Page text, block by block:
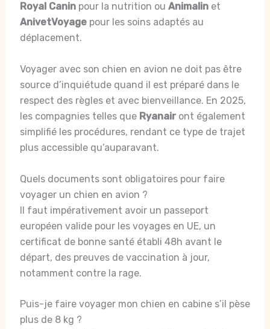
Royal Caninpour la nutrition ou Animalinet
AnivetVoyagepour les soins adaptés au
déplacement.
Voyager avec son chien en avion ne doit pas être
source d’inquiétude quand il est préparé dans le
respect des règles et avec bienveillance. En 2025,
les compagnies telles que Ryanairont également
simplifié les procédures, rendant ce type de trajet
plus accessible qu’auparavant.
Quels documents sont obligatoires pour faire
voyager un chien en avion ?
Il faut impérativement avoir un passeport
européen valide pour les voyages en UE, un
certificat de bonne santé établi 48h avant le
départ, des preuves de vaccination à jour,
notamment contre la rage.
Puis-je faire voyager mon chien en cabine s’il pèse
plus de 8 kg ?